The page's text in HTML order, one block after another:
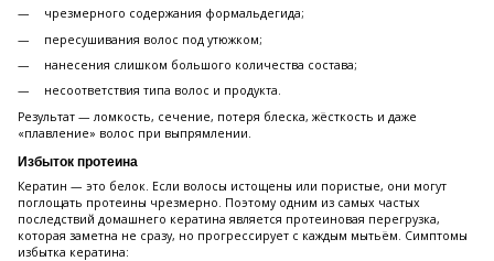
чрезмерного содержания формальдегида;
пересушивания волос под утюжком;
нанесения слишком большого количества состава;
несоответствия типа волос и продукта.
Результат — ломкость, сечение, потеря блеска, жёсткость и даже
«плавление» волос при выпрямлении.
Избыток протеина
Кератин — это белок. Если волосы истощены или пористые, они могут
поглощать протеины чрезмерно. Поэтому одним из самых частых
последствий домашнего кератина является протеиновая перегрузка,
которая заметна не сразу, но прогрессирует с каждым мытьём. Симптомы
избытка кератина: